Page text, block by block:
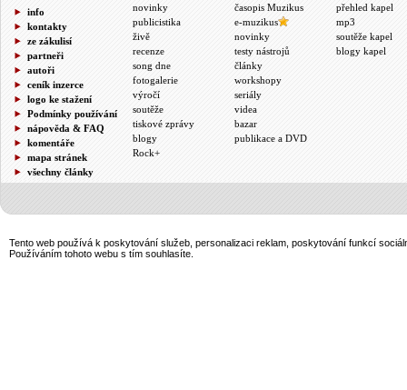
info
kontakty
ze zákulisí
partneři
autoři
ceník inzerce
logo ke stažení
Podmínky používání
nápověda & FAQ
komentáře
mapa stránek
všechny články
novinky
publicistika
živě
recenze
song dne
fotogalerie
výročí
soutěže
tiskové zprávy
blogy
Rock+
časopis Muzikus
e-muzikus
novinky
testy nástrojů
články
workshopy
seriály
videa
bazar
publikace a DVD
přehled kapel
mp3
soutěže kapel
blogy kapel
Tento web používá k poskytování služeb, personalizaci reklam, poskytování funkcí
Používáním tohoto webu s tím souhlasíte.